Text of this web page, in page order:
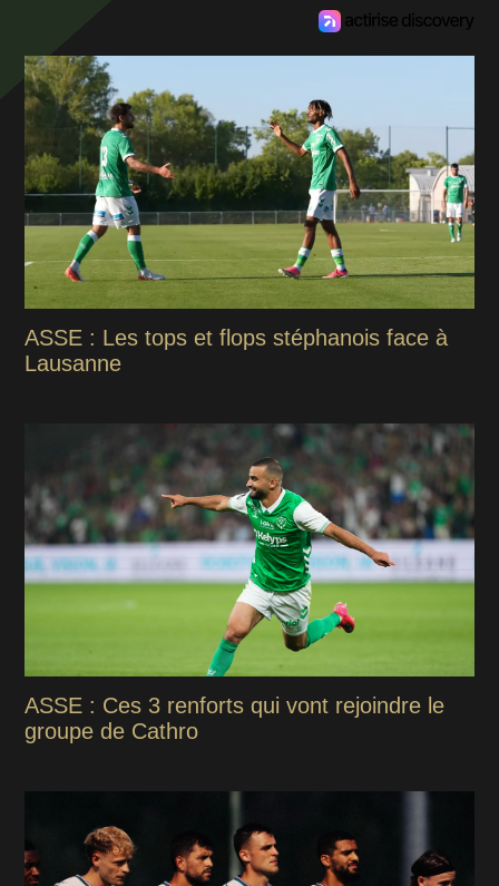
ASSE : Les tops et flops stéphanois face à
Lausanne
ASSE : Ces 3 renforts qui vont rejoindre le
groupe de Cathro